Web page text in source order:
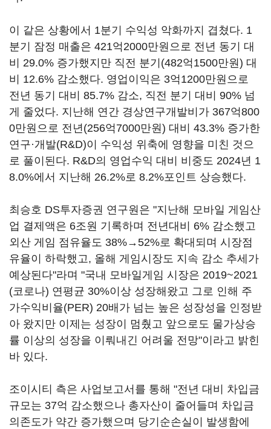
이 같은 상황에서 1분기 수익성 악화까지 겹쳤다. 1
분기 잠정 매출은 421억2000만원으로 전년 동기 대
비 29.0% 증가했지만 직전 분기(482억1500만원) 대
비 12.6% 감소했다. 영업이익은 3억1200만원으로
전년 동기 대비 85.7% 감소, 직전 분기 대비 90% 넘
게 줄었다. 지난해 연간 경상연구개발비가 367억800
0만원으로 전년(256억7000만원) 대비 43.3% 증가한
연구·개발(R&D)이 수익성 위축에 영향을 미친 것으
로 풀이된다. R&D의 영업수익 대비 비중도 2024년 1
8.0%에서 지난해 26.2%로 8.2%포인트 상승했다.
최승호 DS투자증권 연구원은 "지난해 모바일 게임산
업 결제액은 6조원 기록하며 전년대비 6% 감소했고
외산 게임 점유율도 38%→52%로 확대되며 시장점
유율이 하락했고, 올해 게임시장도 지속 감소 추세가
예상된다"라며 "국내 모바일게임 시장은 2019~2021
(코로나) 연평균 30%이상 성장해왔고 그로 인해 주
가수익비율(PER) 20배가 넘는 높은 성장성을 인정받
아 왔지만 이제는 성장이 멈췄고 앞으로도 물가상승
률 이상의 성장을 이뤄내긴 어려울 전망"이라고 밝힌
바 있다.
조이시티 측은 사업보고서를 통해 "전년 대비 차입금
규모는 37억 감소했으나 총자산이 줄어들며 차입금
의존도가 약간 증가했으며 당기순손실이 발생함에